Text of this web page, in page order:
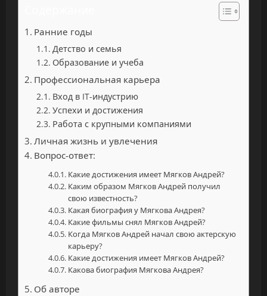
Ранние годы
Детство и семья
Образование и учеба
Профессиональная карьера
Вход в IT-индустрию
Успехи и достижения
Работа с крупными компаниями
Личная жизнь и увлечения
Вопрос-ответ:
Какие достижения имеет Мягков Андрей?
Каким образом Мягков Андрей получил
свою известность?
Какая биография у Мягкова Андрея?
Какие фильмы снял Мягков Андрей?
Когда Мягков Андрей начал свою актерскую
карьеру?
Какие достижения имеет Мягков Андрей?
Какова биография Мягкова Андрея?
Об авторе